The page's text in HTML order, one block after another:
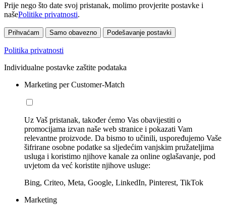
Prije nego što date svoj pristanak, molimo provjerite postavke i
našePolitike privatnosti.
Prihvaćam Samo obavezno Podešavanje postavki
Politika privatnosti
Individualne postavke zaštite podataka
Marketing per Customer-Match
Uz Vaš pristanak, također ćemo Vas obavijestiti o
promocijama izvan naše web stranice i pokazati Vam
relevantne proizvode. Da bismo to učinili, uspoređujemo Vaše
šifrirane osobne podatke sa sljedećim vanjskim pružateljima
usluga i koristimo njihove kanale za online oglašavanje, pod
uvjetom da već koristite njihove usluge:
Bing, Criteo, Meta, Google, LinkedIn, Pinterest, TikTok
Marketing